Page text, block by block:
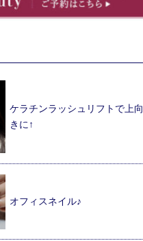
ケラチンラッシュリフトで上向
きに↑
オフィスネイル♪